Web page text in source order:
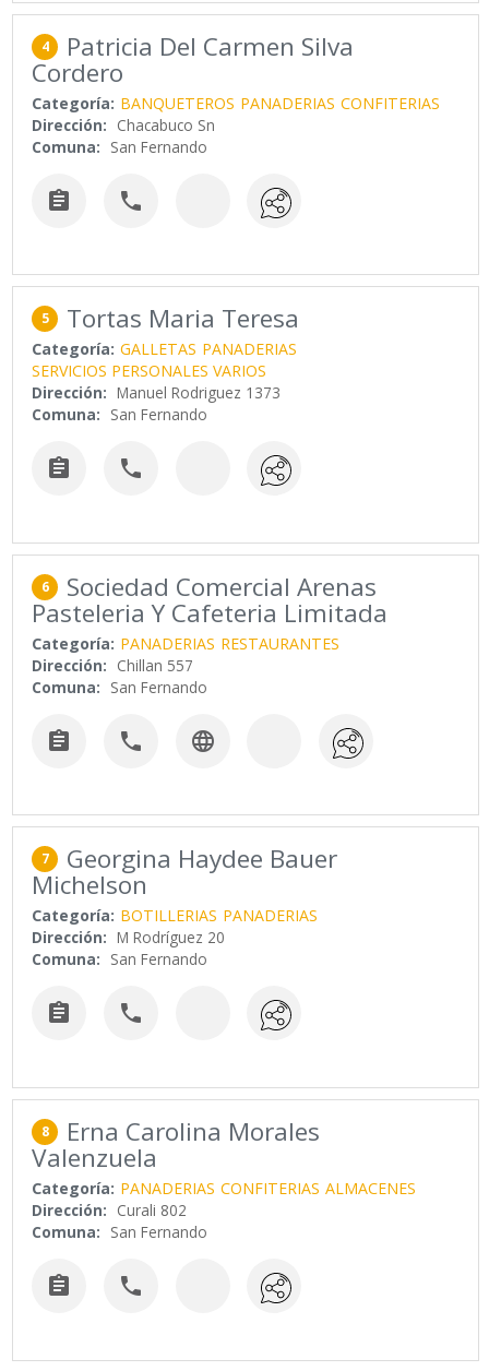
4 Patricia Del Carmen Silva
Cordero
Categoría: BANQUETEROS PANADERIAS CONFITERIAS
Dirección: Chacabuco Sn
Comuna: San Fernando
 
5 Tortas Maria Teresa
Categoría: GALLETAS PANADERIAS
SERVICIOS PERSONALES VARIOS
Dirección: Manuel Rodriguez 1373
Comuna: San Fernando
 
6 Sociedad Comercial Arenas
Pasteleria Y Cafeteria Limitada
Categoría: PANADERIAS RESTAURANTES
Dirección: Chillan 557
Comuna: San Fernando
  
7 Georgina Haydee Bauer
Michelson
Categoría: BOTILLERIAS PANADERIAS
Dirección: M Rodríguez 20
Comuna: San Fernando
 
8 Erna Carolina Morales
Valenzuela
Categoría: PANADERIAS CONFITERIAS ALMACENES
Dirección: Curali 802
Comuna: San Fernando
 